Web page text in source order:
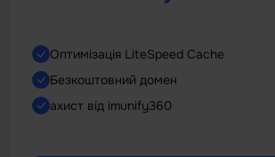
Оптимізація LiteSpeed Cache
Безкоштовний домен
ахист від imunify360